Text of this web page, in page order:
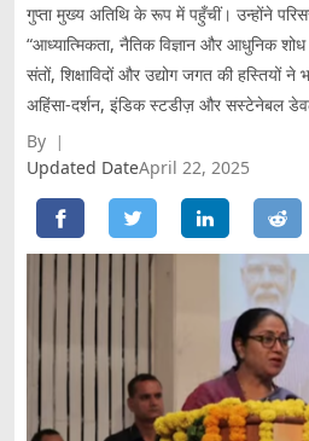
गुप्ता मुख्य अतिथि के रूप में पहुँचीं। उन्होंने
“आध्यात्मिकता, नैतिक विज्ञान और आधुनिक
संतों, शिक्षाविदों और उद्योग जगत की हस्तियों ने
अहिंसा‑दर्शन, इंडिक स्टडीज़ और सस्टेनेबल
By
Updated DateApril 22, 2025